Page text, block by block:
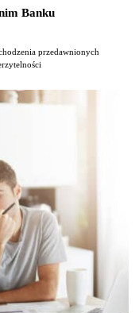
Banku
przedawnionych